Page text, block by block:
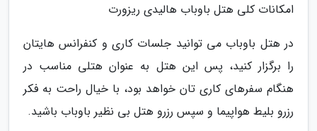
امکانات کلی هتل باوباب هالیدی ریزورت
در هتل باوباب می توانید جلسات کاری و کنفرانس هایتان
را برگزار کنید، پس این هتل به عنوان هتلی مناسب در
هنگام سفرهای کاری تان خواهد بود، با خیال راحت به فکر
رزرو بلیط هواپیما و سپس رزرو هتل بی نظیر باوباب باشید.